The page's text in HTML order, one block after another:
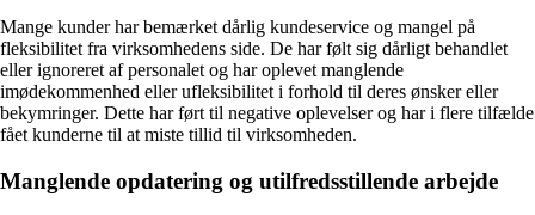
Mange kunder har bemærket dårlig kundeservice og mangel på
fleksibilitet fra virksomhedens side. De har følt sig dårligt behandlet
eller ignoreret af personalet og har oplevet manglende
imødekommenhed eller ufleksibilitet i forhold til deres ønsker eller
bekymringer. Dette har ført til negative oplevelser og har i flere tilfælde
fået kunderne til at miste tillid til virksomheden.
Manglende opdatering og utilfredsstillende arbejde